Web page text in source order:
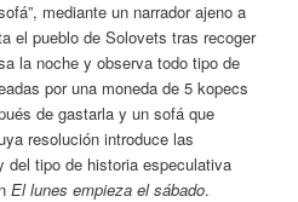
mediante un narrador ajeno a
el pueblo de Solovets tras recoger
la noche y observa todo tipo de
por una moneda de 5 kopecs
de gastarla y un sofá que
resolución introduce las
tipo de historia especulativa
El lunes empieza el sábado.